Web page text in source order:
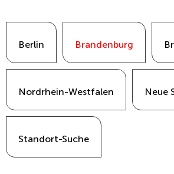
Berlin Brandenburg
Nordrhein-Westfalen Neue
Standort-Suche